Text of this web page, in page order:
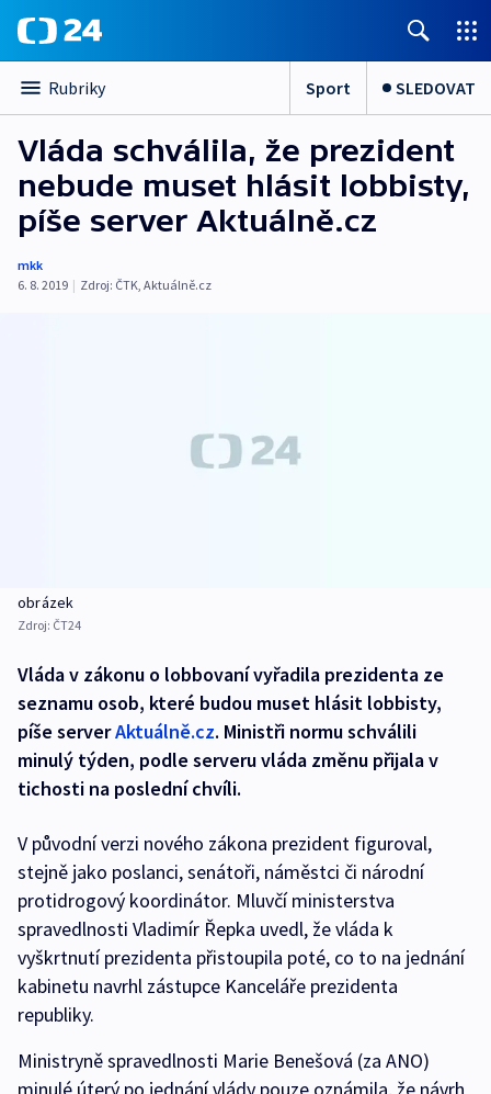
Rubriky Sport SLEDOVAT
Vláda schválila, že prezident
nebude muset hlásit lobbisty,
píše server Aktuálně.cz
mkk
6. 8. 2019 | Zdroj: ČTK, Aktuálně.cz
obrázek
Zdroj: ČT24
Vláda v zákonu o lobbovaní vyřadila prezidenta ze
seznamu osob, které budou muset hlásit lobbisty,
píše serverAktuálně.cz. Ministři normu schválili
minulý týden, podle serveru vláda změnu přijala v
tichosti na poslední chvíli.
V původní verzi nového zákona prezident figuroval,
stejně jako poslanci, senátoři, náměstci či národní
protidrogový koordinátor. Mluvčí ministerstva
spravedlnosti Vladimír Řepka uvedl, že vláda k
vyškrtnutí prezidenta přistoupila poté, co to na jednání
kabinetu navrhl zástupce Kanceláře prezidenta
republiky.
Ministryně spravedlnosti Marie Benešová (za ANO)